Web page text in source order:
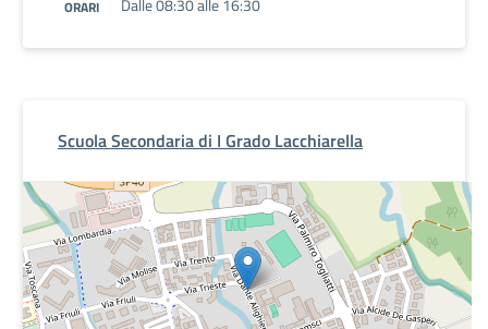
ORARI Dalle 08:30 alle 16:30
Scuola Secondaria di I Grado Lacchiarella